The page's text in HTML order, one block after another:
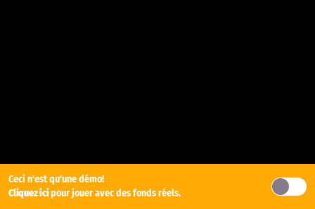
Ceci n'est qu'une démo!
Cliquez icipour jouer avec des fonds réels.